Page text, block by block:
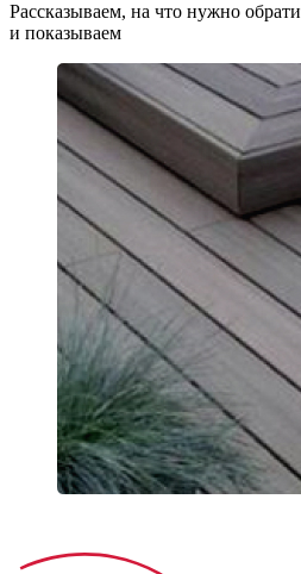
Рассказываем, на что нужно
и показываем